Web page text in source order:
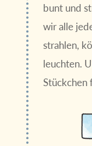
bunt und
wir alle
strahlen,
leuchten.
Stückchen